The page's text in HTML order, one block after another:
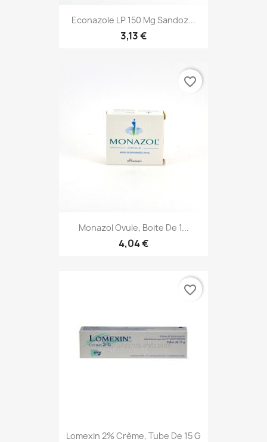
Econazole LP 150 Mg Sandoz...
3,13 €
Monazol Ovule, Boite De 1...
4,04 €
favorite_border
Lomexin 2% Crème, Tube De 15 G
favorite_border